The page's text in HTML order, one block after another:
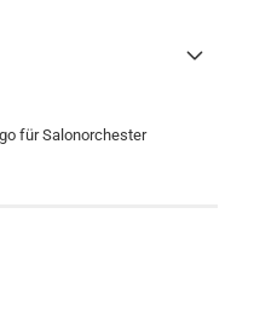
für Salonorchester